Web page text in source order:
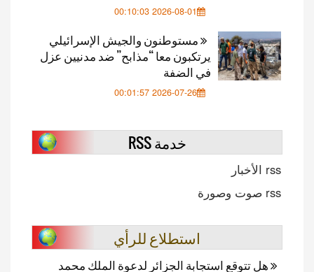
2026-08-01 00:10:03
مستوطنون والجيش الإسرائيلي
يرتكبون معا “مذابح” ضد مدنيين عزل
في الضفة
2026-07-26 00:01:57
خدمة RSS
rss الأخبار
rss صوت وصورة
استطلاع للرأي
هل تتوقع استجابة الجزائر لدعوة الملك محمد